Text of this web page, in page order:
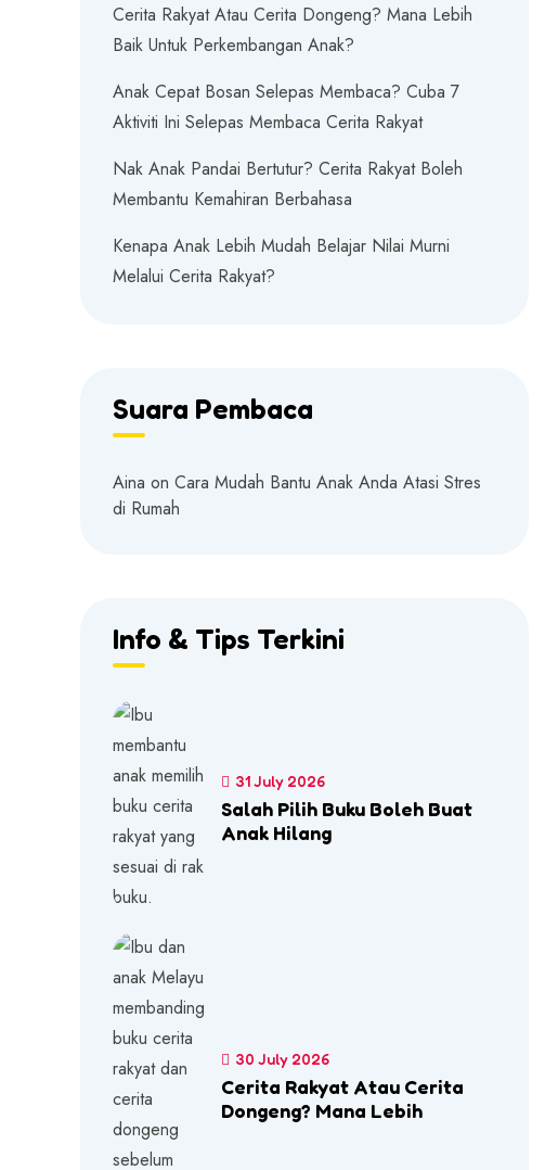
Cerita Rakyat Atau Cerita Dongeng? Mana Lebih
Baik Untuk Perkembangan Anak?
Anak Cepat Bosan Selepas Membaca? Cuba 7
Aktiviti Ini Selepas Membaca Cerita Rakyat
Nak Anak Pandai Bertutur? Cerita Rakyat Boleh
Membantu Kemahiran Berbahasa
Kenapa Anak Lebih Mudah Belajar Nilai Murni
Melalui Cerita Rakyat?
Suara Pembaca
Aina on Cara Mudah Bantu Anak Anda Atasi Stres
di Rumah
Info & Tips Terkini
31 July 2026
Salah Pilih Buku Boleh Buat
Anak Hilang
30 July 2026
Cerita Rakyat Atau Cerita
Dongeng? Mana Lebih